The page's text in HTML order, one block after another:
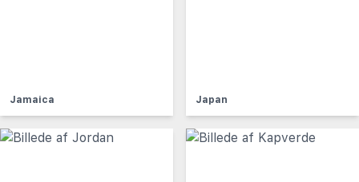
Jamaica Japan